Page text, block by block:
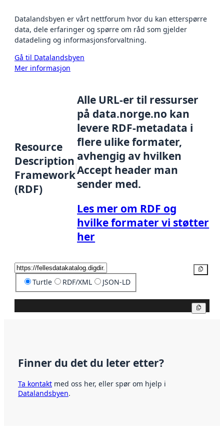
Datalandsbyen er vårt nettforum hvor du kan etterspørre
data, dele erfaringer og spørre om råd som gjelder
datadeling og informasjonsforvaltning.
Gå til Datalandsbyen
Mer informasjon
Resource
Description
Framework
(RDF)
Alle URL-er til ressurser
på data.norge.no kan
levere RDF-metadata i
flere ulike formater,
avhengig av hvilken
Accept header man
sender med.
Les mer om RDF og
hvilke formater vi støtter
her
Turtle RDF/XML JSON-LD
Finner du det du leter etter?
Ta kontakt med oss her, eller spør om hjelp i
Datalandsbyen.